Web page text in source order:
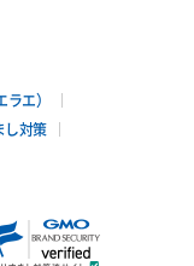
エ）
し対策